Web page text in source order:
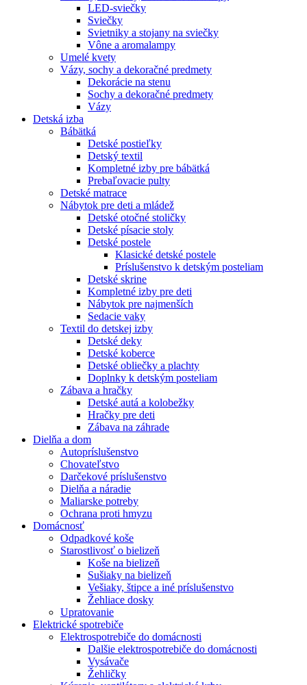
LED-sviečky
Sviečky
Svietniky a stojany na sviečky
Vône a aromalampy
Umelé kvety
Vázy, sochy a dekoračné predmety
Dekorácie na stenu
Sochy a dekoračné predmety
Vázy
Detská izba
Bábätká
Detské postieľky
Detský textil
Kompletné izby pre bábätká
Prebaľovacie pulty
Detské matrace
Nábytok pre deti a mládež
Detské otočné stoličky
Detské písacie stoly
Detské postele
Klasické detské postele
Príslušenstvo k detským posteliam
Detské skrine
Kompletné izby pre deti
Nábytok pre najmenších
Sedacie vaky
Textil do detskej izby
Detské deky
Detské koberce
Detské obliečky a plachty
Doplnky k detským posteliam
Zábava a hračky
Detské autá a kolobežky
Hračky pre deti
Zábava na záhrade
Dielňa a dom
Autopríslušenstvo
Chovateľstvo
Darčekové príslušenstvo
Dielňa a náradie
Maliarske potreby
Ochrana proti hmyzu
Domácnosť
Odpadkové koše
Starostlivosť o bielizeň
Koše na bielizeň
Sušiaky na bielizeň
Vešiaky, štipce a iné príslušenstvo
Žehliace dosky
Upratovanie
Elektrické spotrebiče
Elektrospotrebiče do domácnosti
Dalšie elektrospotrebiče do domácnosti
Vysávače
Žehličky